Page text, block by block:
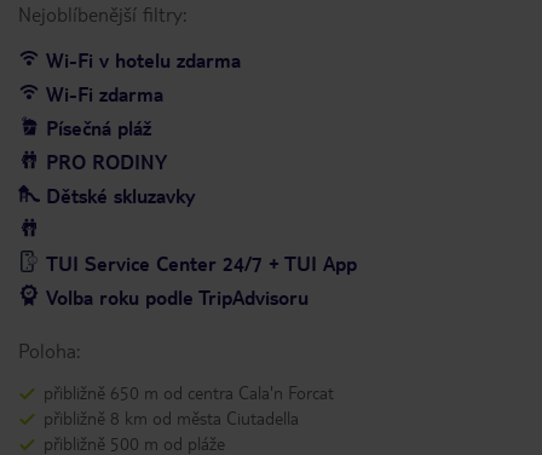
Nejoblíbenější filtry:
Wi-Fi v hotelu zdarma
Wi-Fi zdarma
Písečná pláž
PRO RODINY
Dětské skluzavky
TUI Service Center 24/7 + TUI App
Volba roku podle TripAdvisoru
Poloha:
přibližně 650 m od centra Cala'n Forcat
přibližně 8 km od města Ciutadella
přibližně 500 m od pláže